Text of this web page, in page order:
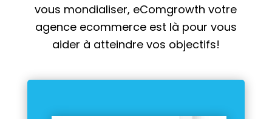
vous mondialiser, eComgrowth votre
agence ecommerce est là pour vous
aider à atteindre vos objectifs!